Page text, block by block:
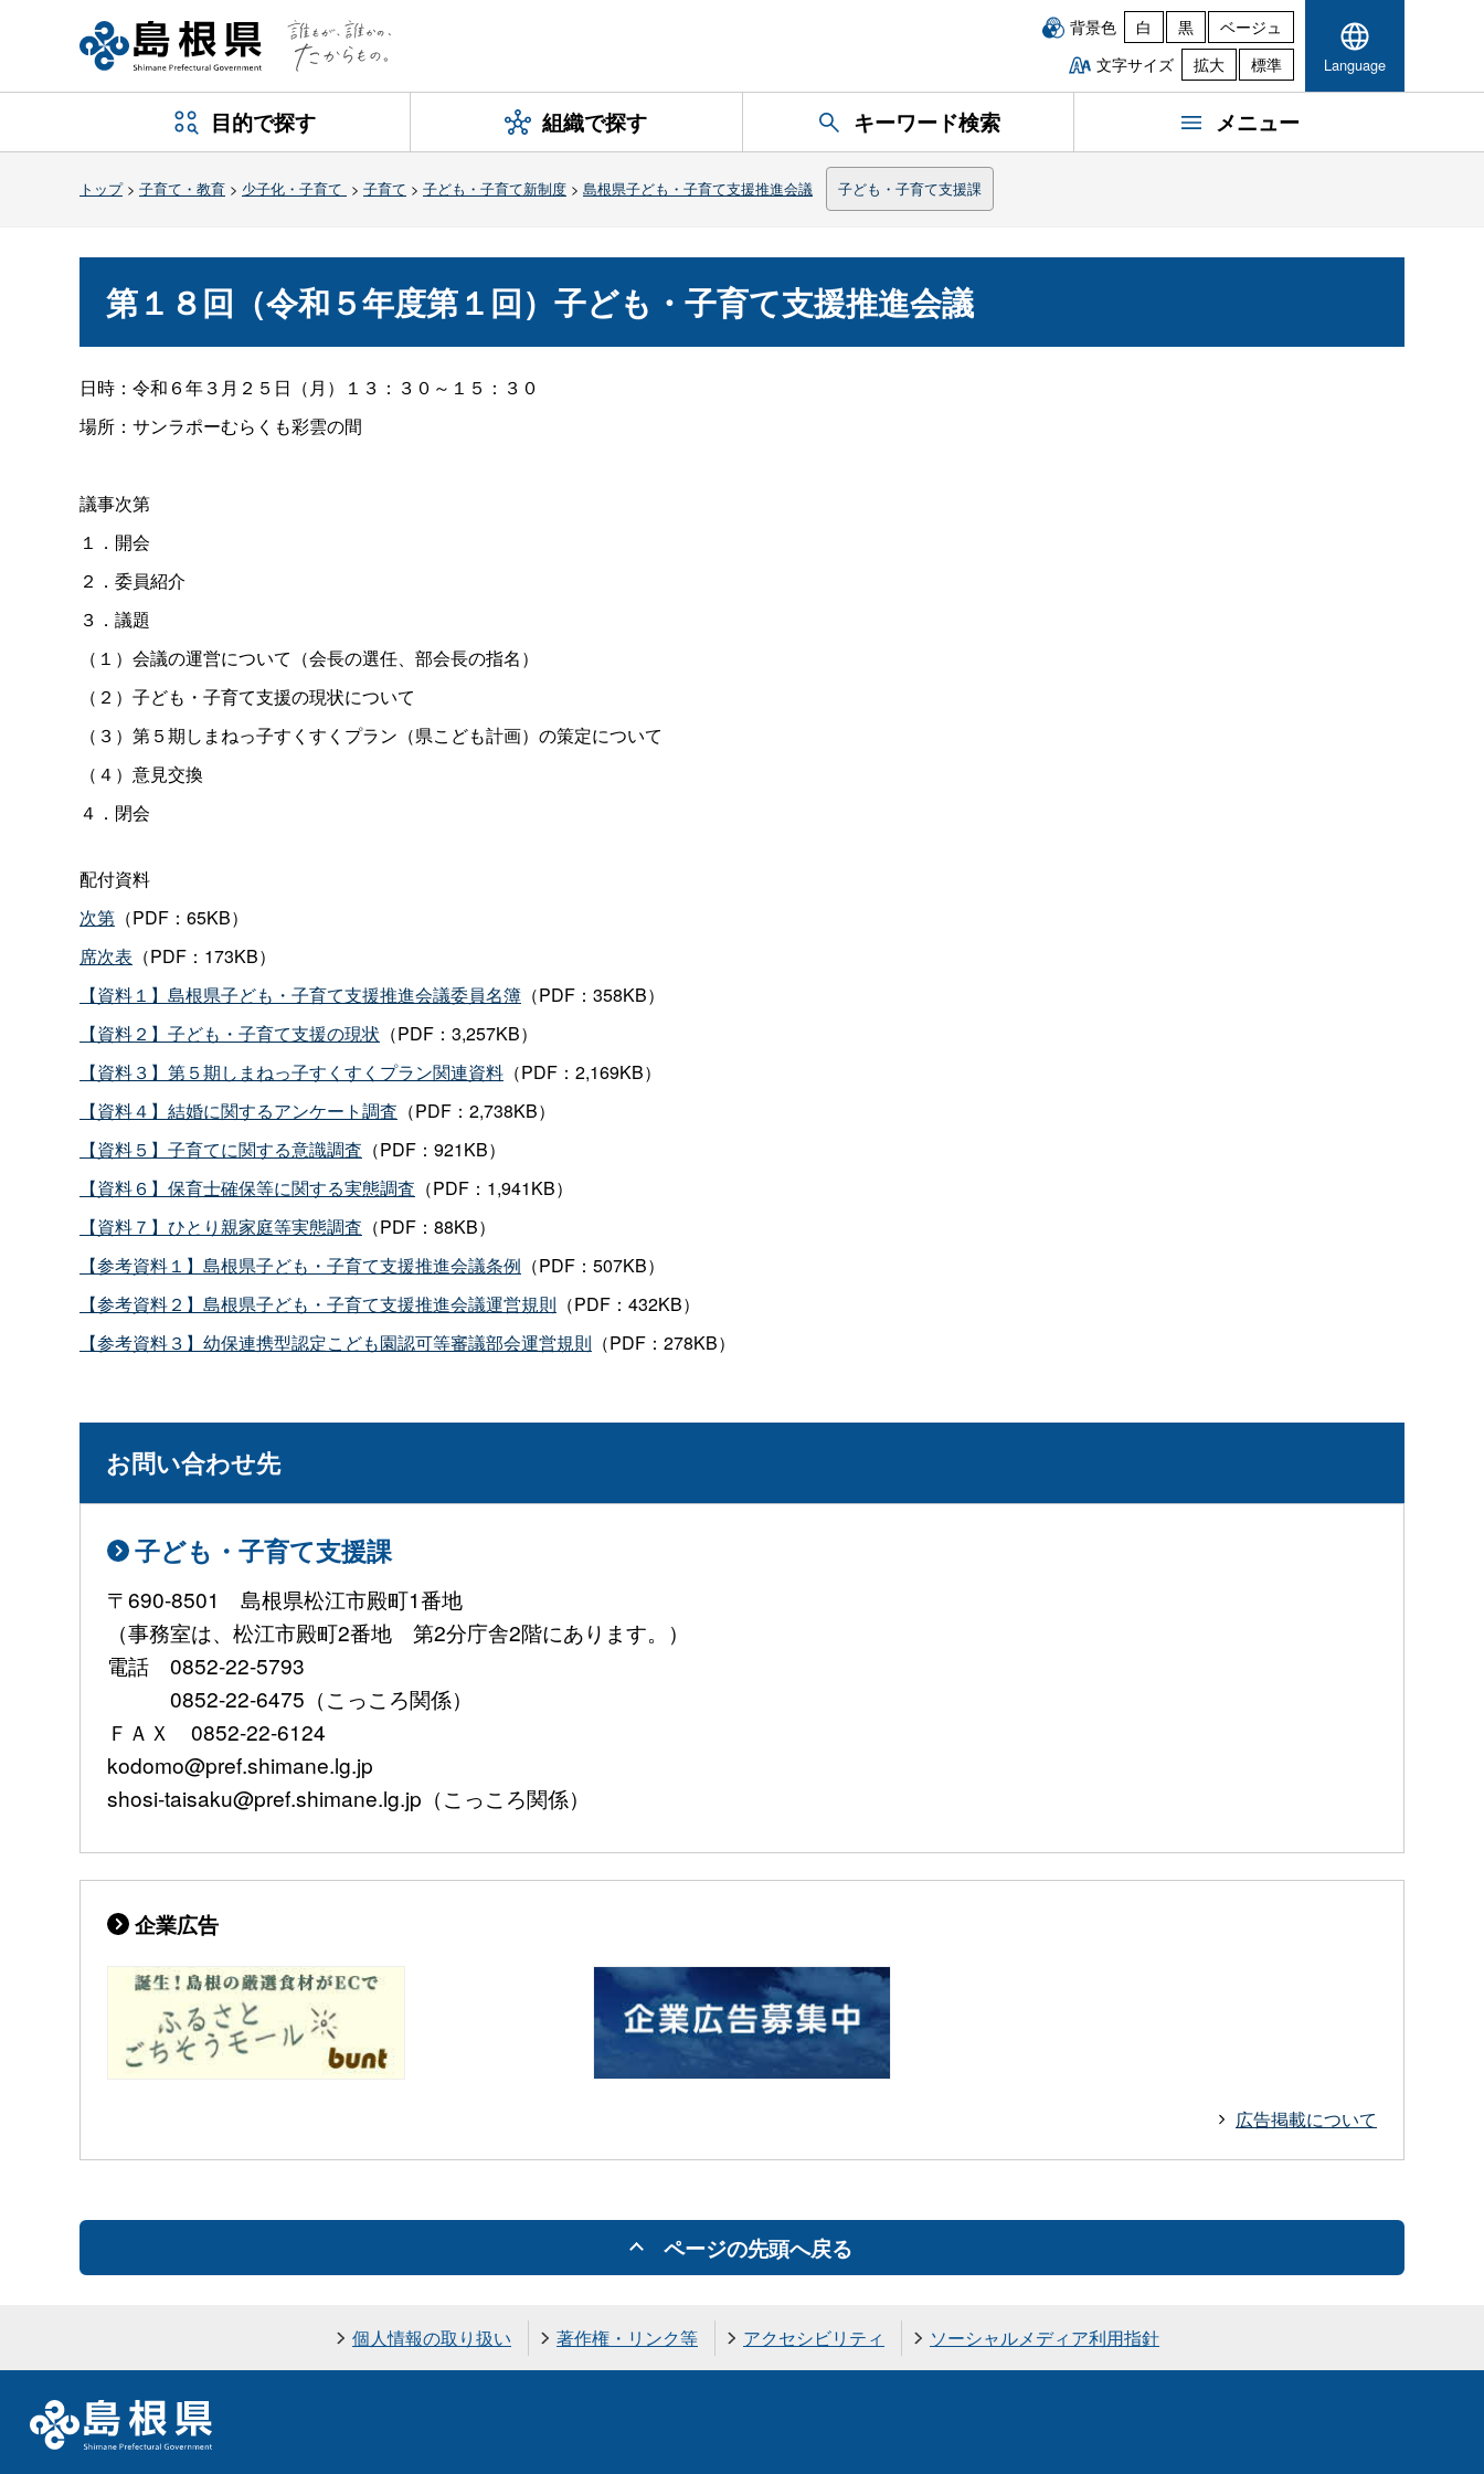
背景色 白 黒
ベージュ
文字サイズ
拡大 標準 Language
目的で探す 組織で探す キーワード検索 メニュー
トップ> 子育て・教育 > 少子化・子育て > 子育て > 子ども・子育て新制度 > 島根県子ども・子育て支援推進会議 子ども・子育て支援課
第１８回（令和５年度第１回）子ども・子育て支援推進会議
日時：令和６年３月２５日（月）１３：３０～１５：３０
場所：サンラポーむらくも彩雲の間
議事次第
１．開会
２．委員紹介
３．議題
（１）会議の運営について（会長の選任、部会長の指名）
（２）子ども・子育て支援の現状について
（３）第５期しまねっ子すくすくプラン（県こども計画）の策定について
（４）意見交換
４．閉会
配付資料
次第 （PDF：65KB）
席次表 （PDF：173KB）
【資料１】島根県子ども・子育て支援推進会議委員名簿 （PDF：358KB）
【資料２】子ども・子育て支援の現状 （PDF：3,257KB）
【資料３】第５期しまねっ子すくすくプラン関連資料 （PDF：2,169KB）
【資料４】結婚に関するアンケート調査 （PDF：2,738KB）
【資料５】子育てに関する意識調査 （PDF：921KB）
【資料６】保育士確保等に関する実態調査 （PDF：1,941KB）
【資料７】ひとり親家庭等実態調査 （PDF：88KB）
【参考資料１】島根県子ども・子育て支援推進会議条例 （PDF：507KB）
【参考資料２】島根県子ども・子育て支援推進会議運営規則 （PDF：432KB）
【参考資料３】幼保連携型認定こども園認可等審議部会運営規則 （PDF：278KB）
お問い合わせ先
子ども・子育て支援課
〒690-8501 島根県松江市殿町1番地
（事務室は、松江市殿町2番地 第2分庁舎2階にあります。）
電話 0852-22-5793
0852-22-6475（こっころ関係）
ＦＡＸ 0852-22-6124
kodomo@pref.shimane.lg.jp
shosi-taisaku@pref.shimane.lg.jp（こっころ関係）
企業広告
広告掲載について
ページの先頭へ戻る
個人情報の取り扱い 著作権・リンク等 アクセシビリティ ソーシャルメディア利用指針